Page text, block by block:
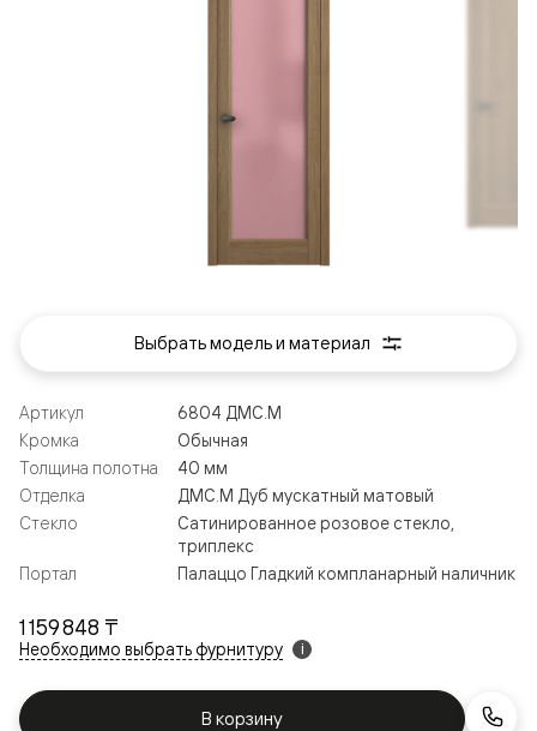
1 159 848 ₸
Необходимо выбрать фурнитуру i
В корзину
Артикул
6804 ДМС.М
Кромка
Обычная
Толщина полотна
40 мм
Отделка
ДМС.М Дуб мускатный матовый
Стекло
Сатинированное розовое стекло,
триплекс
Портал
Палаццо Гладкий компланарный наличник
Выбрать модель и материал